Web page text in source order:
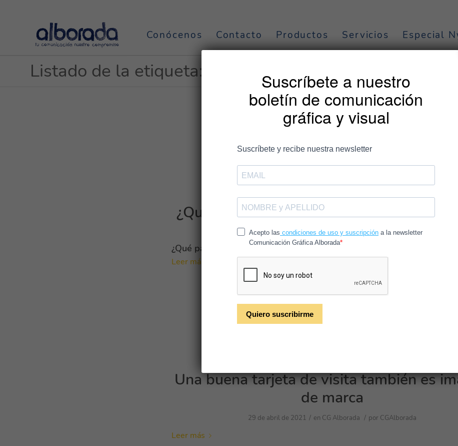
Conócenos Contacto Productos Servicios Especial
Listado de la etiqueta: tarjeta de visita
¿Qué tipo de papel para imprimir debo
24 de mayo de 2021 / enCG Alborada / porCGAlborada
¿Qué papel para imprimir debo elegir?
Leer más
Una buena tarjeta de visita también es
de marca
29 de abril de 2021 / en CG Alborada / por CGAlborada
Leer más
Suscríbete a nuestro
boletín de comunicación
gráfica y visual